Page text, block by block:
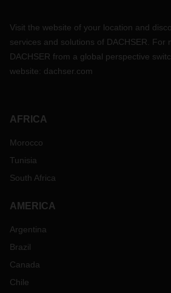
Visit the website of your location and
services and solutions of DACHSER. For
DACHSER from a global perspective
website: dachser.com
AFRICA
Morocco
Tunisia
South Africa
AMERICA
Argentina
Brazil
Canada
Chile